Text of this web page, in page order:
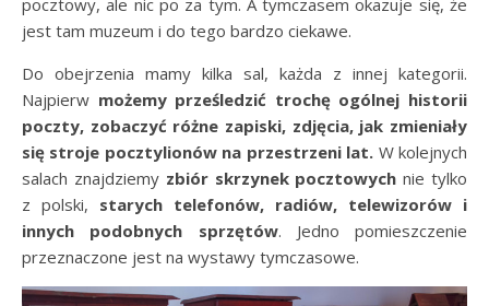
jest tam muzeum i do tego bardzo ciekawe.
Do obejrzenia mamy kilka sal, każda z innej kategorii.
Najpierw możemy prześledzić trochę ogólnej historii
poczty, zobaczyć różne zapiski, zdjęcia, jak zmieniały
się stroje pocztylionów na przestrzeni lat. W kolejnych
salach znajdziemy zbiór skrzynek pocztowychnie tylko
z polski, starych telefonów, radiów, telewizorów i
innych podobnych sprzętów. Jedno pomieszczenie
przeznaczone jest na wystawy tymczasowe.